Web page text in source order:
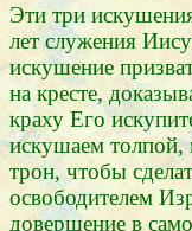
Эти три
лет служения
искушение
на кресте,
краху Его
искушаем толпой,
трон, чтобы
освободителем
довершение в